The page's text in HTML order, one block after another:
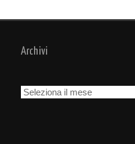
Archivi
Archivi